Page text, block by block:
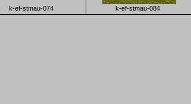
k-ef-stmau-074 k-ef-stmau-084